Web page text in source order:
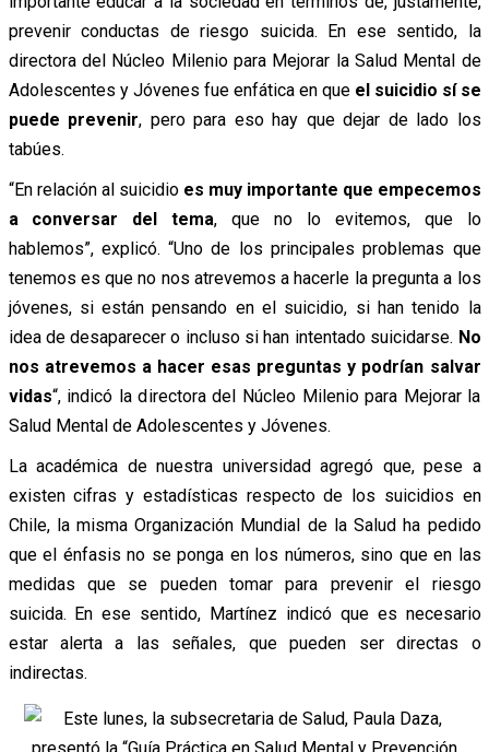
prevenir conductas de riesgo suicida. En ese sentido, la
directora del Núcleo Milenio para Mejorar la Salud Mental de
Adolescentes y Jóvenes fue enfática en que el suicidio sí se
puede prevenir, pero para eso hay que dejar de lado los
tabúes.
“En relación al suicidio es muy importante que empecemos
a conversar del tema, que no lo evitemos, que lo
hablemos”, explicó. “Uno de los principales problemas que
tenemos es que no nos atrevemos a hacerle la pregunta a los
jóvenes, si están pensando en el suicidio, si han tenido la
idea de desaparecer o incluso si han intentado suicidarse. No
nos atrevemos a hacer esas preguntas y podrían salvar
vidas“, indicó la directora del Núcleo Milenio para Mejorar la
Salud Mental de Adolescentes y Jóvenes.
La académica de nuestra universidad agregó que, pese a
existen cifras y estadísticas respecto de los suicidios en
Chile, la misma Organización Mundial de la Salud ha pedido
que el énfasis no se ponga en los números, sino que en las
medidas que se pueden tomar para prevenir el riesgo
suicida. En ese sentido, Martínez indicó que es necesario
estar alerta a las señales, que pueden ser directas o
indirectas.